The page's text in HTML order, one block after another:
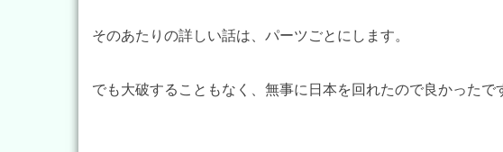
そのあたりの詳しい話は、パーツごとにします。
でも大破することもなく、無事に日本を回れたので良かったで